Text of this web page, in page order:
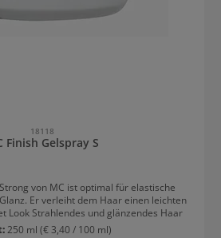
18118
Finish Gelspray S
von MC ist optimal für elastische
Er verleiht dem Haar einen leichten
Wet-Look. Resultat: Wet Look Strahlendes und glänzendes Haar
250 ml (€ 3,40 / 100 ml)